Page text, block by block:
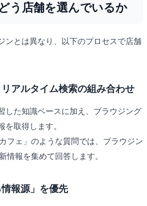
う店舗を選んでいるか
ンとは異なり、以下のプロセスで店舗
アルタイム検索の組み合わせ
した知識ベースに加え、ブラウジング
を取得します。
フェ」のような質問では、ブラウジン
情報を集めて回答します。
報源」を優先